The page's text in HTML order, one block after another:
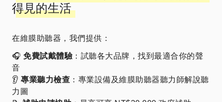
得見的生活
在維膜助聽器，我們提供：
🎧 免費試戴體驗：試聽各大品牌，找到最適合你的聲
音
👂 專業聽力檢查 ：專業設備及維膜助聽器聽力師解說聽
力圖